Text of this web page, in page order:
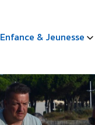
Enfance & Jeunesse